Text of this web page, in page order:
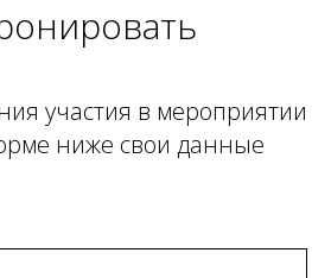
участия в мероприятии
ниже свои данные